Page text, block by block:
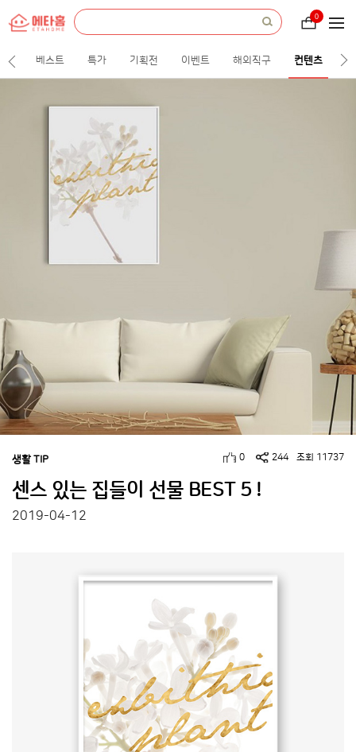
장
바
니
0
베스트 특가 기획전 이벤트 해외직구 컨텐츠
생활 TIP 0 244 조회 11737
센스 있는 집들이 선물 BEST 5 !
2019-04-12